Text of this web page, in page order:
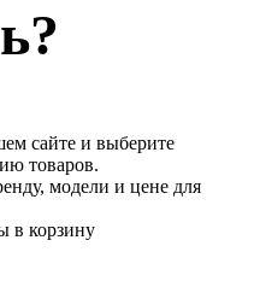
сайте и выберите
товаров.
модели и цене для
в корзину